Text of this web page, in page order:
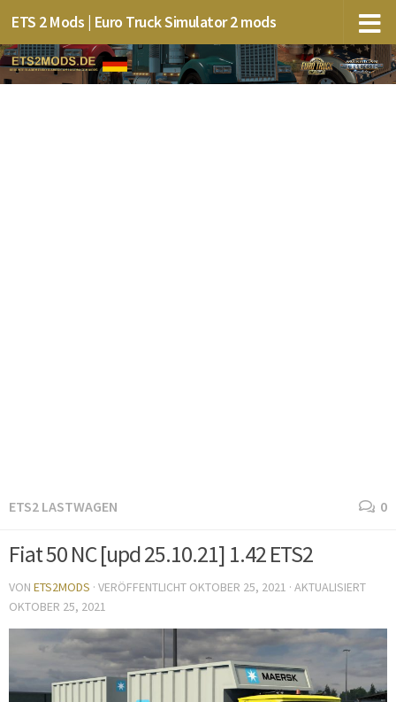
ETS 2 Mods | Euro Truck Simulator 2 mods
ETS2 LASTWAGEN 0
Fiat 50 NC [upd 25.10.21] 1.42 ETS2
VON ETS2MODS · VERÖFFENTLICHT OKTOBER 25, 2021 · AKTUALISIERT
OKTOBER 25, 2021